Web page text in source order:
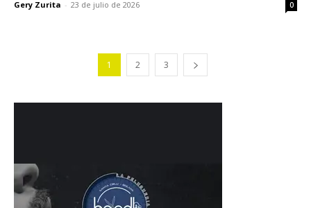
Gery Zurita - 23 de julio de 2026 0
1 2 3